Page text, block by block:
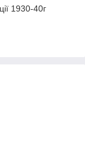
1930-40г